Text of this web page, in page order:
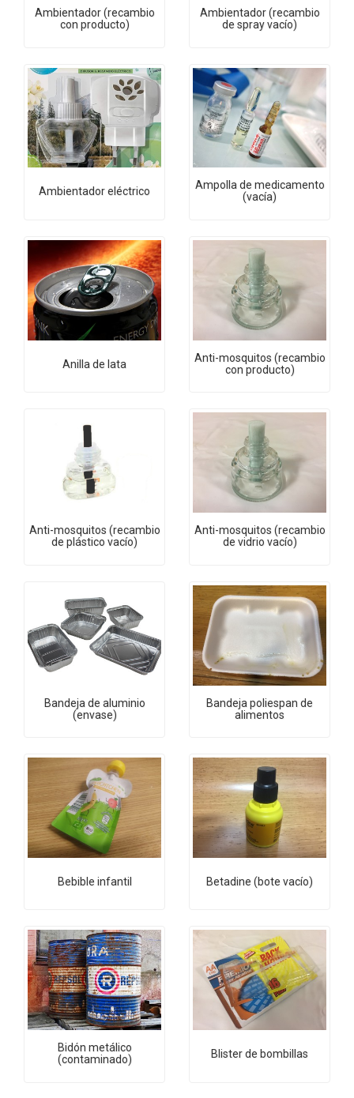
Ambientador (recambio
con producto)
Ambientador (recambio
de spray vacío)
Ambientador eléctrico
Ampolla de medicamento
(vacía)
Anilla de lata
Anti-mosquitos (recambio
con producto)
Anti-mosquitos (recambio
de plástico vacío)
Anti-mosquitos (recambio
de vidrio vacío)
Bandeja de aluminio
(envase)
Bandeja poliespan de
alimentos
Bebible infantil Betadine (bote vacío)
Bidón metálico
(contaminado)
Blister de bombillas